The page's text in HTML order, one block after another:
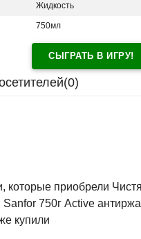
Жидкость
750мл
СЫГРАТЬ В ИГРУ!
0)
которые приобрели
Sanfor 750г Active
купили